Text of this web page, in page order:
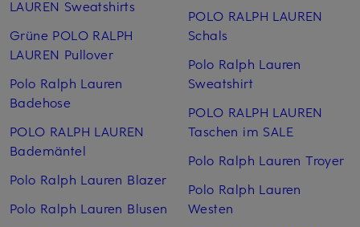
LAUREN Sweatshirts
Grüne POLO RALPH
LAUREN Pullover
Polo Ralph Lauren
Badehose
POLO RALPH LAUREN
Bademäntel
Polo Ralph Lauren Blazer
Polo Ralph Lauren Blusen
POLO RALPH LAUREN
Schals
Polo Ralph Lauren
Sweatshirt
POLO RALPH LAUREN
Taschen im SALE
Polo Ralph Lauren Troyer
Polo Ralph Lauren
Westen